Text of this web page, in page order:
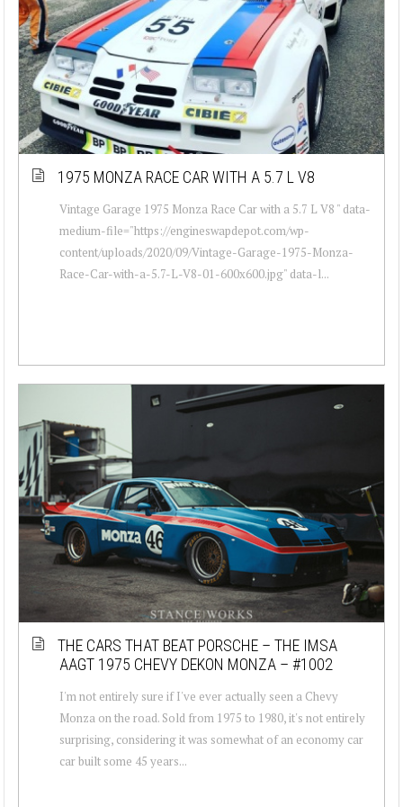
1975 MONZA RACE CAR WITH A 5.7 L V8
Vintage Garage 1975 Monza Race Car with a 5.7 L V8 " data-
medium-file="https://engineswapdepot.com/wp-
content/uploads/2020/09/Vintage-Garage-1975-Monza-
Race-Car-with-a-5.7-L-V8-01-600x600.jpg" data-l...
THE CARS THAT BEAT PORSCHE – THE IMSA
AAGT 1975 CHEVY DEKON MONZA – #1002
I'm not entirely sure if I've ever actually seen a Chevy
Monza on the road. Sold from 1975 to 1980, it's not entirely
surprising, considering it was somewhat of an economy car
car built some 45 years...